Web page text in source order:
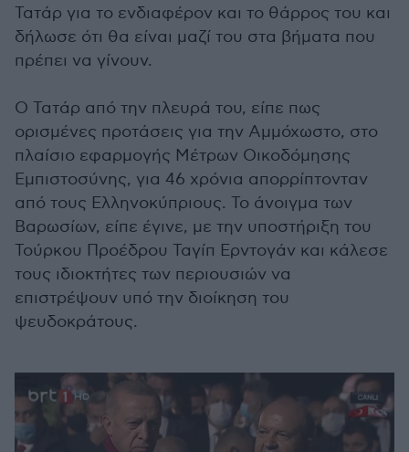
Τατάρ για το ενδιαφέρον και το θάρρος του και
δήλωσε ότι θα είναι μαζί του στα βήματα που
πρέπει να γίνουν.
Ο Τατάρ από την πλευρά του, είπε πως
ορισμένες προτάσεις για την Αμμόχωστο, στο
πλαίσιο εφαρμογής Μέτρων Οικοδόμησης
Εμπιστοσύνης, για 46 χρόνια απορρίπτονταν
από τους Ελληνοκύπριους. Το άνοιγμα των
Βαρωσίων, είπε έγινε, με την υποστήριξη του
Τούρκου Προέδρου Ταγίπ Ερντογάν και κάλεσε
τους ιδιοκτήτες των περιουσιών να
επιστρέψουν υπό την διοίκηση του
ψευδοκράτους.